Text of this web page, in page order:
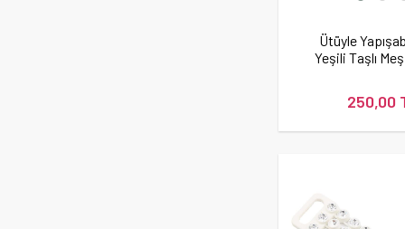
Ütüyle
Yeşili Taşlı
250,00